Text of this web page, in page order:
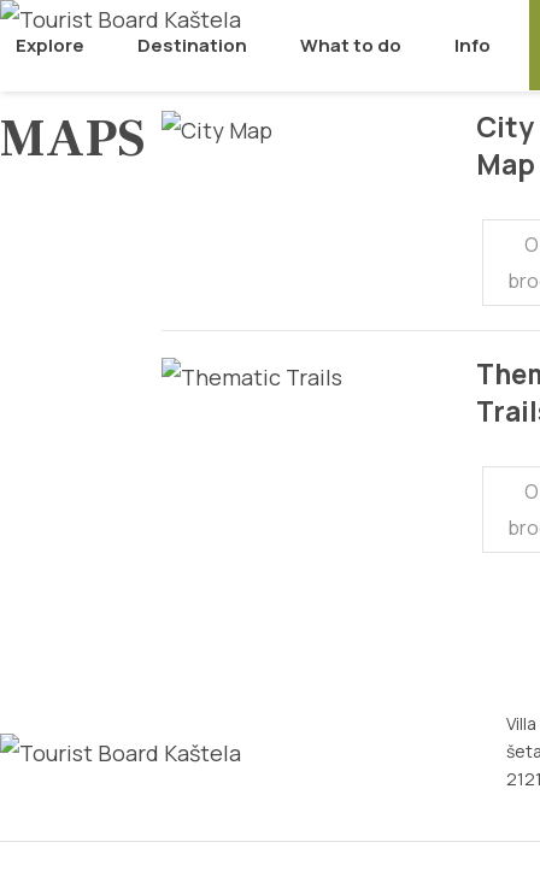
Explore Destination What to do Info
MAPS
City
Map